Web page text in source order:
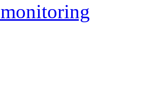
monitoring